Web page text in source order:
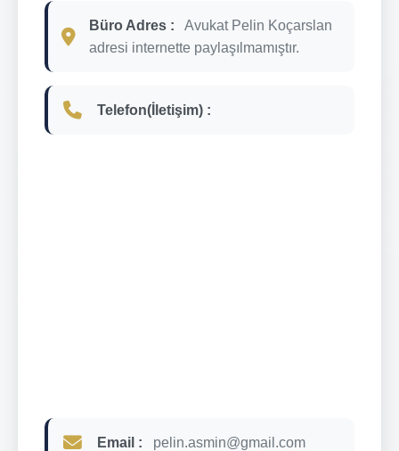
Büro Adres :
Avukat Pelin Koçarslan
adresi internette paylaşılmamıştır.
Telefon(İletişim) :
Email : pelin.asmin@gmail.com